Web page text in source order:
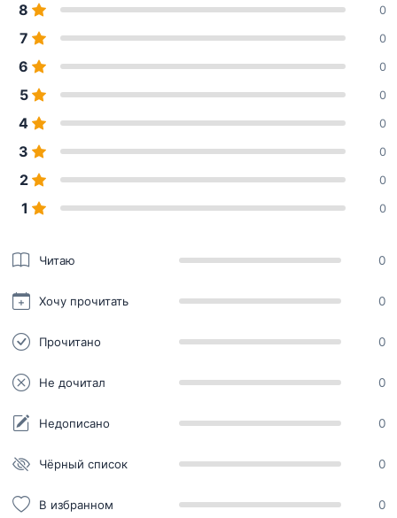
8 0
7 0
6 0
5 0
4 0
3 0
2 0
1 0
Читаю 0
Хочу прочитать 0
Прочитано 0
Не дочитал 0
Недописано 0
Чёрный список 0
В избранном 0